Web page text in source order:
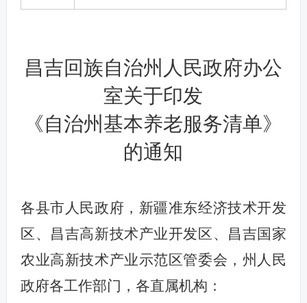
昌吉回族自治州人民政府办公
室关于印发
《自治州基本养老服务清单》
的通知
各县市人民政府，新疆准东经济技术开发
区、昌吉高新技术产业开发区、昌吉国家
农业高新技术产业示范区管委会，州人民
政府各工作部门，各直属机构：